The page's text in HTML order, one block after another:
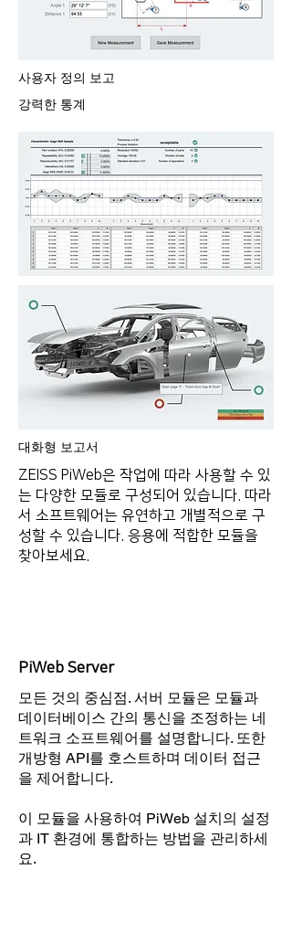
사용자 정의 보고
강력한 통계
대화형 보고서
ZEISS PiWeb은 작업에 따라 사용할 수 있
는 다양한 모듈로 구성되어 있습니다. 따라
서 소프트웨어는 유연하고 개별적으로 구
성할 수 있습니다. 응용에 적합한 모듈을
찾아보세요.
PiWeb Server
모든 것의 중심점. 서버 모듈은 모듈과
데이터베이스 간의 통신을 조정하는 네
트워크 소프트웨어를 설명합니다. 또한
개방형 API를 호스트하며 데이터 접근
을 제어합니다.
이 모듈을 사용하여 PiWeb 설치의 설정
과 IT 환경에 통합하는 방법을 관리하세
요.